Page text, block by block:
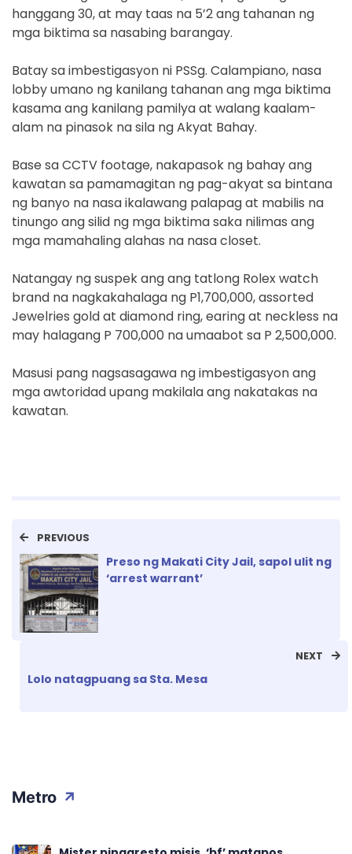
hanggang 30, at may taas na 5’2 ang tahanan ng
mga biktima sa nasabing barangay.
Batay sa imbestigasyon ni PSSg. Calampiano, nasa
lobby umano ng kanilang tahanan ang mga biktima
kasama ang kanilang pamilya at walang kaalam-
alam na pinasok na sila ng Akyat Bahay.
Base sa CCTV footage, nakapasok ng bahay ang
kawatan sa pamamagitan ng pag-akyat sa bintana
ng banyo na nasa ikalawang palapag at mabilis na
tinungo ang silid ng mga biktima saka nilimas ang
mga mamahaling alahas na nasa closet.
Natangay ng suspek ang ang tatlong Rolex watch
brand na nagkakahalaga ng P1,700,000, assorted
Jewelries gold at diamond ring, earing at neckless na
may halagang P 700,000 na umaabot sa P 2,500,000.
Masusi pang nagsasagawa ng imbestigasyon ang
mga awtoridad upang makilala ang nakatakas na
kawatan.
PREVIOUS
Preso ng Makati City Jail, sapol ulit ng
‘arrest warrant’
NEXT
Lolo natagpuang sa Sta. Mesa
Metro